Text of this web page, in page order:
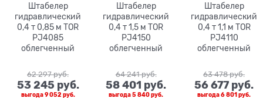
Штабелер
гидравлический
0,4 т 0,85 м TOR
PJ4085
облегченный
62 297 руб.
53 245 руб.
выгода9 052 руб.
Штабелер
гидравлический
0,4 т 1,5 м TOR
PJ4150
облегченный
64 241 руб.
58 401 руб.
выгода5 840 руб.
Штабелер
гидравлический
0,4 т 1,1 м TOR
PJ4110
облегченный
63 478 руб.
56 677 руб.
выгода6 801 руб.